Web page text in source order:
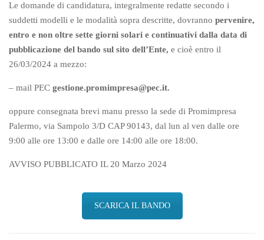
Le domande di candidatura, integralmente redatte secondo i
suddetti modelli e le modalità sopra descritte, dovranno pervenire,
entro e non oltre sette giorni solari e continuativi dalla data di
pubblicazione del bando sul sito dell’Ente, e cioè entro il
26/03/2024 a mezzo:
– mail PEC gestione.promimpresa@pec.it.
oppure consegnata brevi manu presso la sede di Promimpresa
Palermo, via Sampolo 3/D CAP 90143, dal lun al ven dalle ore
9:00 alle ore 13:00 e dalle ore 14:00 alle ore 18:00.
AVVISO PUBBLICATO IL 20 Marzo 2024
SCARICA IL BANDO